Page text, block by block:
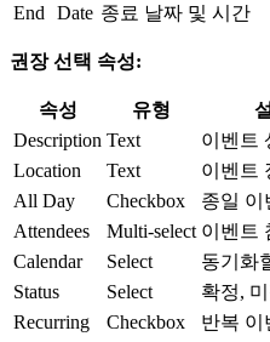
End
Date 종료 날짜 및 시간
권장 선택 속성:
속성 유형
Description Text
이벤트
Location
Text
이벤트
All Day
Checkbox
종일 이
Attendees
Multi-select 이벤트
Calendar
Select
동기화
Status
Select
확정,
Recurring
Checkbox 반복 이